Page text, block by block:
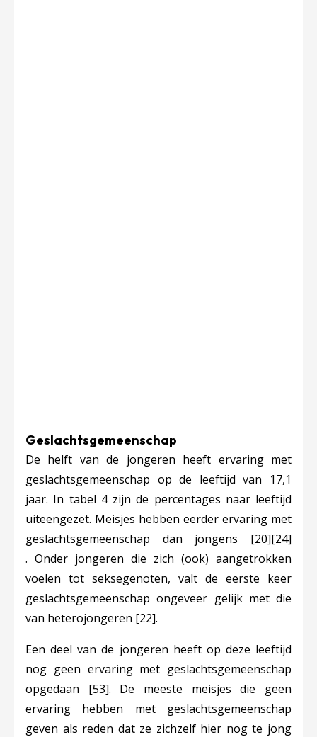
Geslachtsgemeenschap
De helft van de jongeren heeft ervaring met
geslachtsgemeenschap op de leeftijd van 17,1
jaar. In tabel 4 zijn de percentages naar leeftijd
uiteengezet. Meisjes hebben eerder ervaring met
geslachtsgemeenschap dan jongens [20][24]
. Onder jongeren die zich (ook) aangetrokken
voelen tot seksegenoten, valt de eerste keer
geslachtsgemeenschap ongeveer gelijk met die
van heterojongeren [22].
Een deel van de jongeren heeft op deze leeftijd
nog geen ervaring met geslachtsgemeenschap
opgedaan [53]. De meeste meisjes die geen
ervaring hebben met geslachtsgemeenschap
geven als reden dat ze zichzelf hier nog te jong